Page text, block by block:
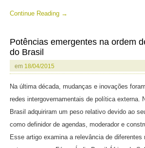
Continue Reading →
Potências emergentes na ordem
do Brasil
em 18/04/2015
Na última década, mudanças e inovações
redes intergovernamentais de política externa.
Brasil adquiriram um peso relativo devido ao
como definidor de agendas, moderador e
Esse artigo examina a relevância de diferentes